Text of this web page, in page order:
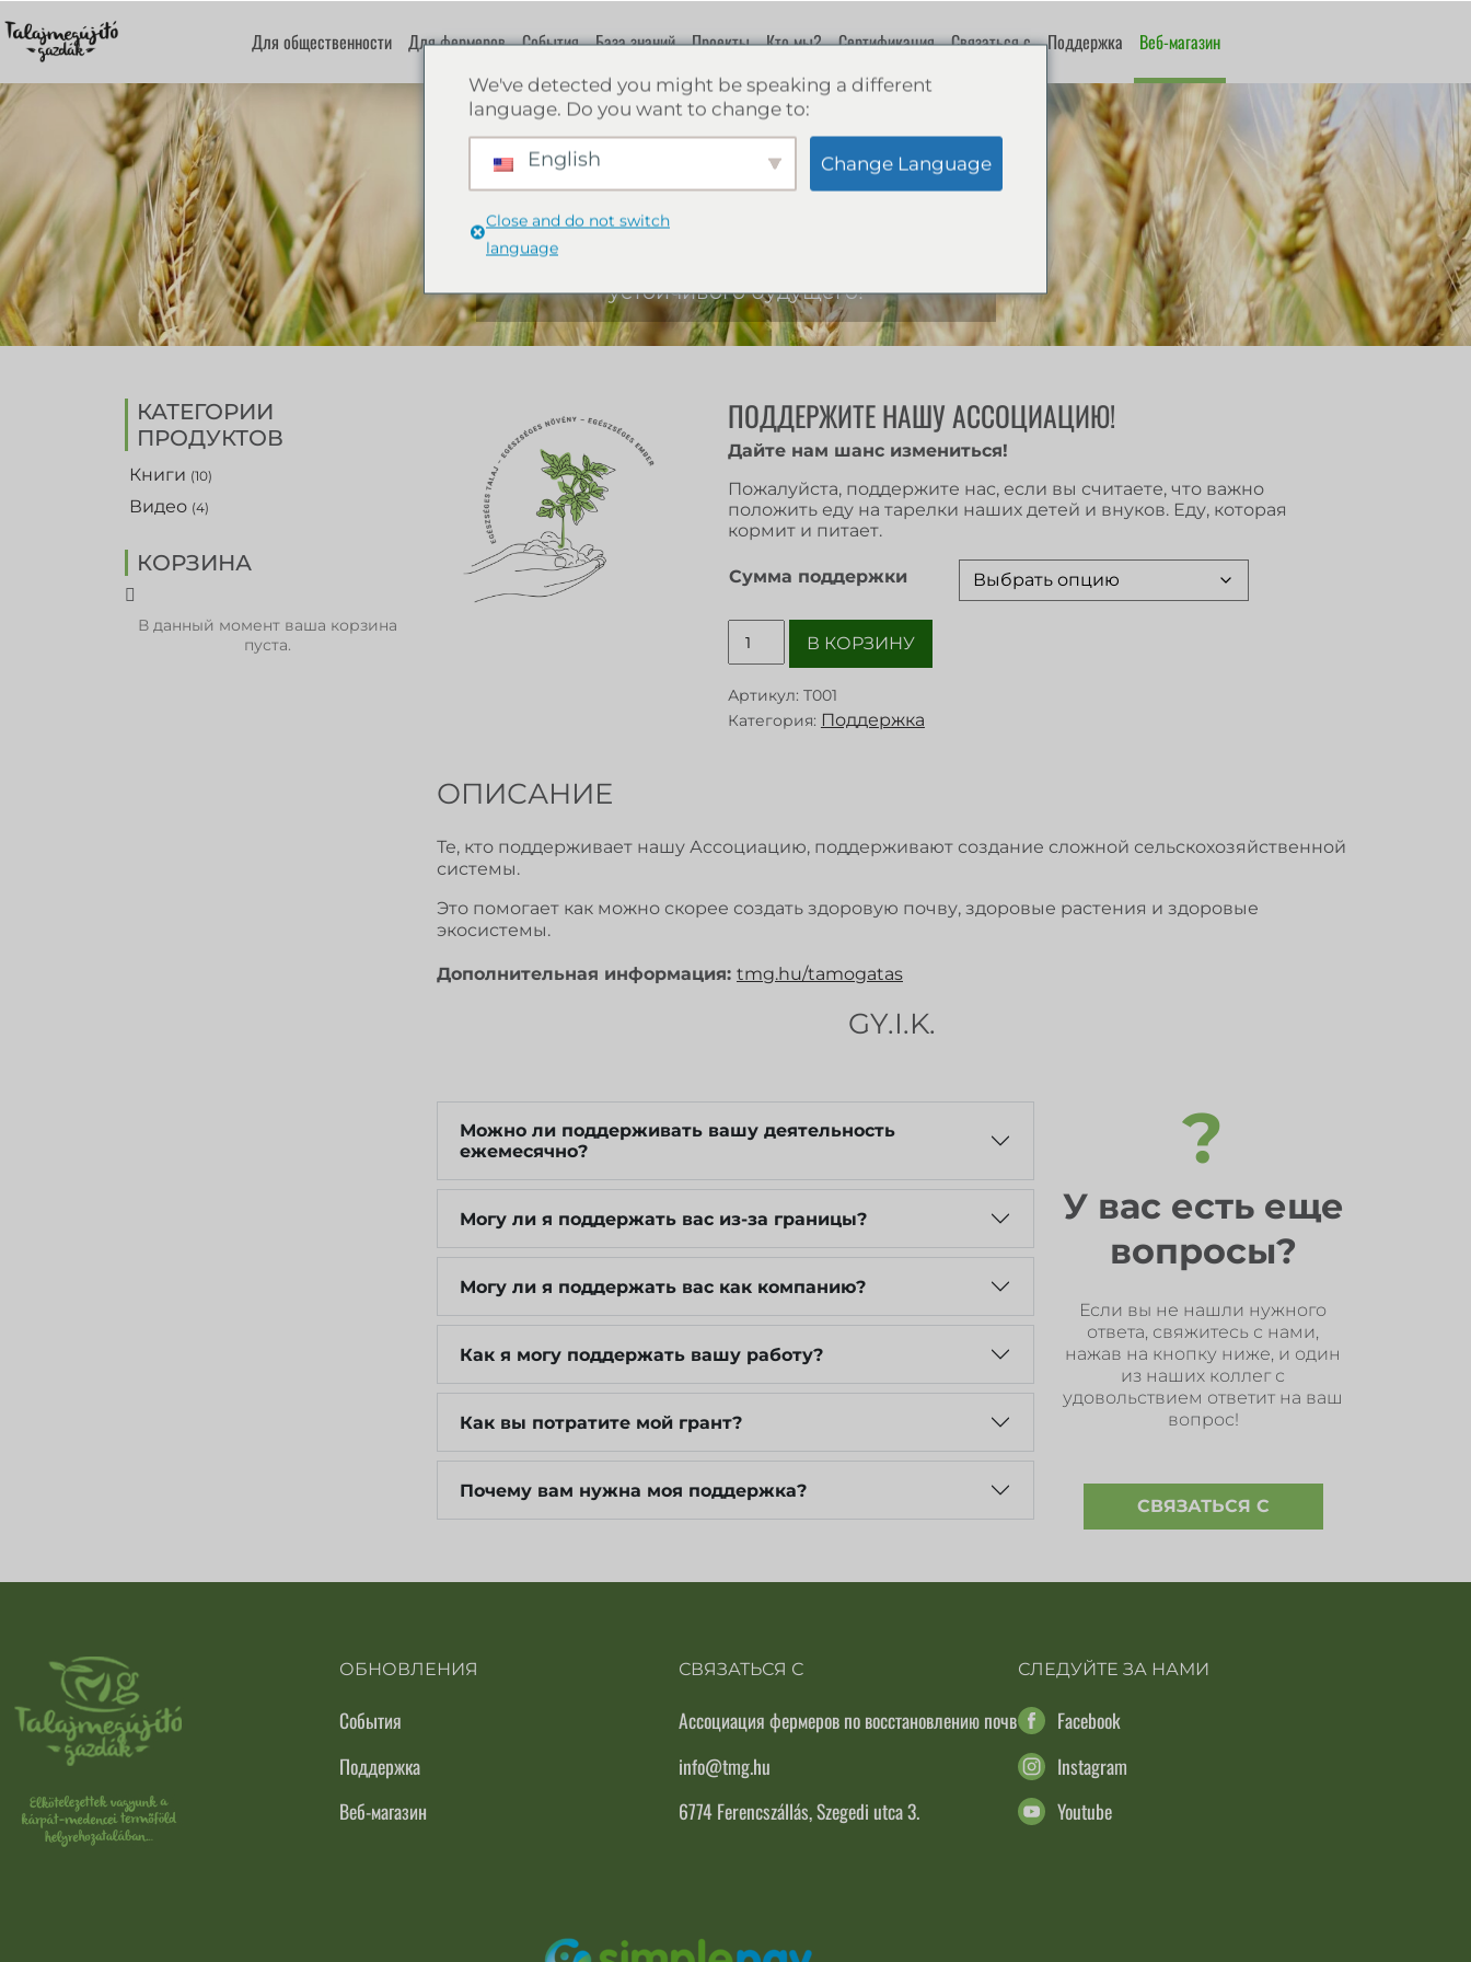
Для общественности Для фермеров События База знаний Проекты Кто мы? Сертификация Связаться с Поддержка Веб-магазин
Веб-магазин
Все о восстановительном сельском
устойчивого будущего!
КАТЕГОРИИ
ПРОДУКТОВ
Книги (10)
Видео (4)
КОРЗИНА
В данный момент ваша корзина
пуста.
ПОДДЕРЖИТЕ НАШУ АССОЦИАЦИЮ!
Дайте нам шанс измениться!
Пожалуйста, поддержите нас, если вы считаете, что важно
положить еду на тарелки наших детей и внуков. Еду, которая
кормит и питает.
Сумма поддержки
В КОРЗИНУ
Артикул: T001
Категория: Поддержка
ОПИСАНИЕ
Те, кто поддерживает нашу Ассоциацию, поддерживают создание сложной сельскохозяйственной
системы.
Это помогает как можно скорее создать здоровую почву, здоровые растения и здоровые
экосистемы.
Дополнительная информация: tmg.hu/tamogatas
GY.I.K.
Можно ли поддерживать вашу деятельность
ежемесячно?
Могу ли я поддержать вас из-за границы?
Могу ли я поддержать вас как компанию?
Как я могу поддержать вашу работу?
Как вы потратите мой грант?
Почему вам нужна моя поддержка?
?
У вас есть еще
вопросы?
Если вы не нашли нужного
ответа, свяжитесь с нами,
нажав на кнопку ниже, и один
из наших коллег с
удовольствием ответит на ваш
вопрос!
СВЯЗАТЬСЯ С
ОБНОВЛЕНИЯ
События
Поддержка
Веб-магазин
СВЯЗАТЬСЯ С
Ассоциация фермеров по восстановлению почв
info@tmg.hu
6774 Ferencszállás, Szegedi utca 3.
СЛЕДУЙТЕ ЗА НАМИ
Facebook
Instagram
Youtube
We've detected you might be speaking a different
language. Do you want to change to:
English Change Language
Close and do not switch
language